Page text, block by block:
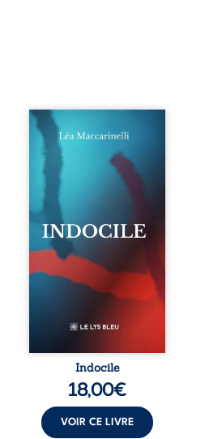
Quatre parties.
Quatre refus.
Quatre visages
d’une existence en
friction. Entre les
silences qu’on ne
déchiffre pas, les
amours qu’on
dérange, les corps
qu’on administre
et les liens qu’on
sabote, cet
ouvrage parle à
vivent trop fort,
trop vrai, trop tôt.
traversée. Une
langue nue. Une
insurrection
déclaration
d’existence pour ...
Indocile
18,00€
VOIR CE LIVRE